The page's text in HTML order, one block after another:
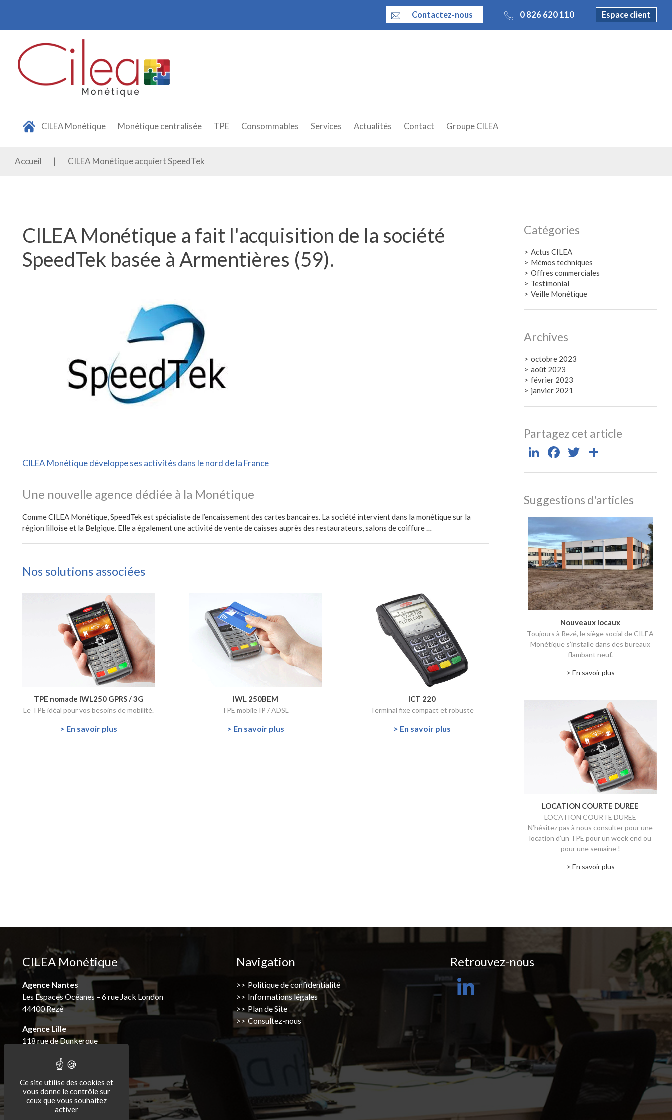
Contactez-nous 0 826 620 110 Espace client
CILEA Monétique Monétique centralisée TPE Consommables Services Actualités Contact Groupe CILEA
Accueil | CILEA Monétique acquiert SpeedTek
CILEA Monétique a fait l'acquisition de la société
SpeedTek basée à Armentières (59).
CILEA Monétique développe ses activités dans le nord de la France
Une nouvelle agence dédiée à la Monétique
Comme CILEA Monétique, SpeedTek est spécialiste de l’encaissement des cartes bancaires. La société intervient dans la monétique sur la
région lilloise et la Belgique. Elle a également une activité de vente de caisses auprès des restaurateurs, salons de coiffure …
Nos solutions associées
TPE nomade IWL250 GPRS / 3G
Le TPE idéal pour vos besoins de mobilité.
> En savoir plus
IWL 250BEM
TPE mobile IP / ADSL
> En savoir plus
ICT 220
Terminal fixe compact et robuste
> En savoir plus
Catégories
Actus CILEA
Mémos techniques
Offres commerciales
Testimonial
Veille Monétique
Archives
octobre 2023
août 2023
février 2023
janvier 2021
Partagez cet article
LinkedIn
Facebook
Twitter
Suggestions d'articles
Nouveaux locaux
Toujours à Rezé, le siège social de CILEA
Monétique s’installe dans des bureaux
flambant neuf.
> En savoir plus
LOCATION COURTE DUREE
LOCATION COURTE DUREE
N’hésitez pas à nous consulter pour une
location d’un TPE pour un week end ou
pour une semaine !
> En savoir plus
CILEA Monétique
Agence Nantes
Les Espaces Océanes – 6 rue Jack London
44400 Rezé
Agence Lille
118 rue de Dunkerque
Agence Gap
8 rue des Performances
ZA la justice
Atelier N9
Navigation
Politique de confidentialité
Informations légales
Plan de Site
Consultez-nous
Retrouvez-nous
LinkedIn
Ce site utilise des cookies et
vous donne le contrôle sur
ceux que vous souhaitez
activer